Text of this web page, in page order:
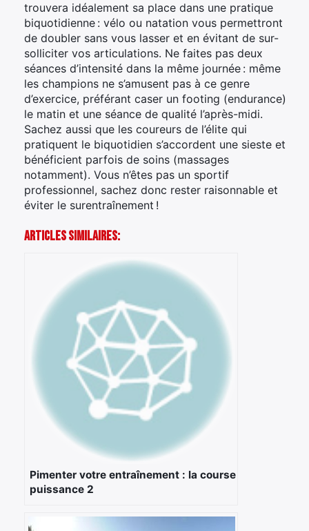
trouvera idéalement sa place dans une pratique
biquotidienne : vélo ou natation vous permettront
de doubler sans vous lasser et en évitant de sur-
solliciter vos articulations. Ne faites pas deux
séances d’intensité dans la même journée : même
les champions ne s’amusent pas à ce genre
d’exercice, préférant caser un footing (endurance)
le matin et une séance de qualité l’après-midi.
Sachez aussi que les coureurs de l’élite qui
pratiquent le biquotidien s’accordent une sieste et
bénéficient parfois de soins (massages
notamment). Vous n’êtes pas un sportif
professionnel, sachez donc rester raisonnable et
éviter le surentraînement !
Articles Similaires:
Pimenter votre entraînement : la course
puissance 2